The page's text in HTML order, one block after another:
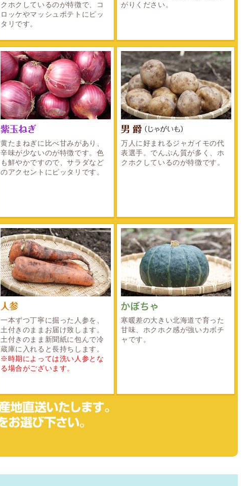
クホクしているのが特徴で、コ
ロッケやマッシュポテトにピッ
タリです。
がりください。
黄たまねぎに比べ甘みがあり、
辛味が少ないのが特徴です。色
も鮮やかですので、サラダなど
のアクセントにピッタリです。
万人に好まれるジャガイモの代
表選手。でんぷん質が多く、ホ
クホクしているのが特徴です。
一本ずつ丁寧に掘った人参を、
土付きのままお届け致します。
土付きのまま新聞紙に包んで冷
蔵庫に入れると長持ちします。
※時期によっては洗い人参とな
る場合がございます。
寒暖差の大きい北海道で育った
甘味、ホクホク感が強いカボチ
ャです。